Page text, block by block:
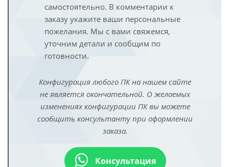
самостоятельно. В комментарии к
заказу укажите ваши персональные
пожелания. Мы с вами свяжемся,
уточним детали и сообщим по
готовности.
Конфигурация любого ПК на нашем сайте
не является окончательной. О желаемых
изменениях конфигурации ПК вы можете
сообщить консультанту при оформлении
заказа.
Консультация